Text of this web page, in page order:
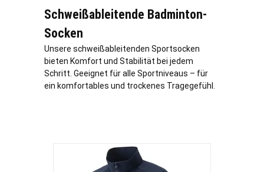
Schweißableitende Badminton-
Socken
Unsere schweißableitenden Sportsocken
bieten Komfort und Stabilität bei jedem
Schritt. Geeignet für alle Sportniveaus – für
ein komfortables und trockenes Tragegefühl.